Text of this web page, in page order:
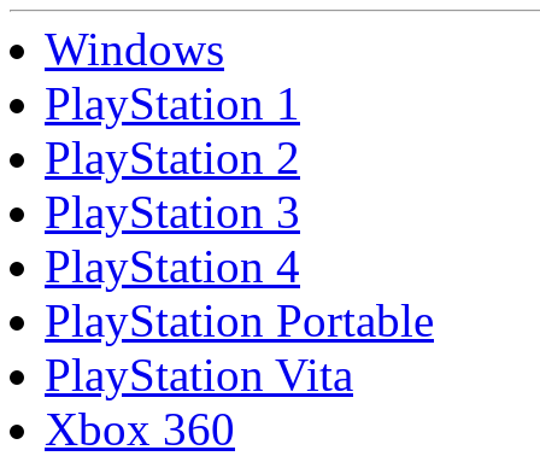
Windows
PlayStation 1
PlayStation 2
PlayStation 3
PlayStation 4
PlayStation Portable
PlayStation Vita
Xbox 360